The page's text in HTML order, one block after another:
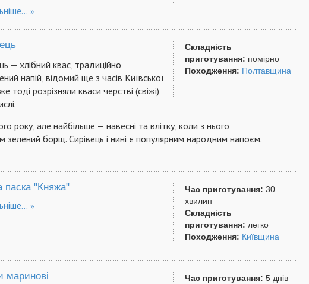
Складність
приготування: помірно
Походження: Полтавщина
— хлібний квас, традиційно
напій, відомий ще з часів Київської
тоді розрізняли кваси черстві (свіжі)
року, але найбільше — навесні та влітку, коли з нього
зелений борщ. Сирівець і нині є популярним народним напоєм.
Час приготування: 30
хвилин
Складність
приготування: легко
Походження: Київщина
паска "Княжа"
Час приготування: 5 днів
маринові